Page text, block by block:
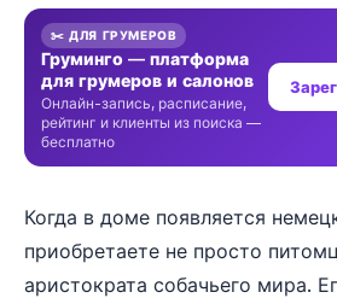
✂️ ДЛЯ ГРУМЕРОВ
Груминго — платформа
для грумеров и салонов
Онлайн-запись, расписание,
рейтинг и клиенты из поиска —
бесплатно
Когда в доме появляется
приобретаете не просто
аристократа собачьего мира.